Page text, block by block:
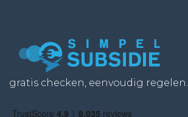
gratis checken, eenvoudig regelen.